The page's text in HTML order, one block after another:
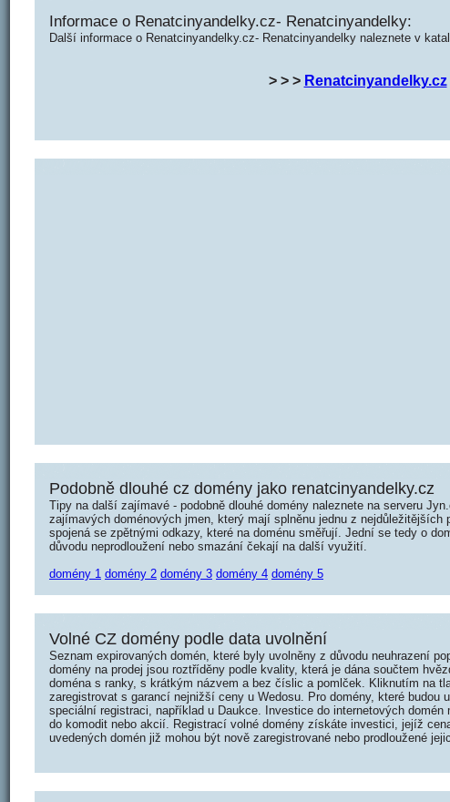
Informace o Renatcinyandelky.cz- Renatcinyandelky:
Další informace o Renatcinyandelky.cz- Renatcinyandelky naleznete v
> > > Renatcinyandelky.cz
Podobně dlouhé cz domény jako renatcinyandelky.cz
Tipy na další zajímavé - podobně dlouhé domény naleznete na serveru
zajímavých doménových jmen, který mají splněnu jednu z nejdůležitějších
spojená se zpětnými odkazy, které na doménu směřují. Jední se tedy o
důvodu neprodloužení nebo smazání čekají na další využití.
domény 1 domény 2 domény 3 domény 4 domény 5
Volné CZ domény podle data uvolnění
Seznam expirovaných domén, které byly uvolněny z důvodu neuhrazení
domény na prodej jsou roztříděny podle kvality, která je dána součtem
doména s ranky, s krátkým názvem a bez číslic a pomlček. Kliknutím na
zaregistrovat s garancí nejnižší ceny u Wedosu. Pro domény, které budou
speciální registraci, například u Daukce. Investice do internetových
do komodit nebo akcií. Registrací volné domény získáte investici, jejíž
uvedených domén již mohou být nově zaregistrované nebo prodloužené